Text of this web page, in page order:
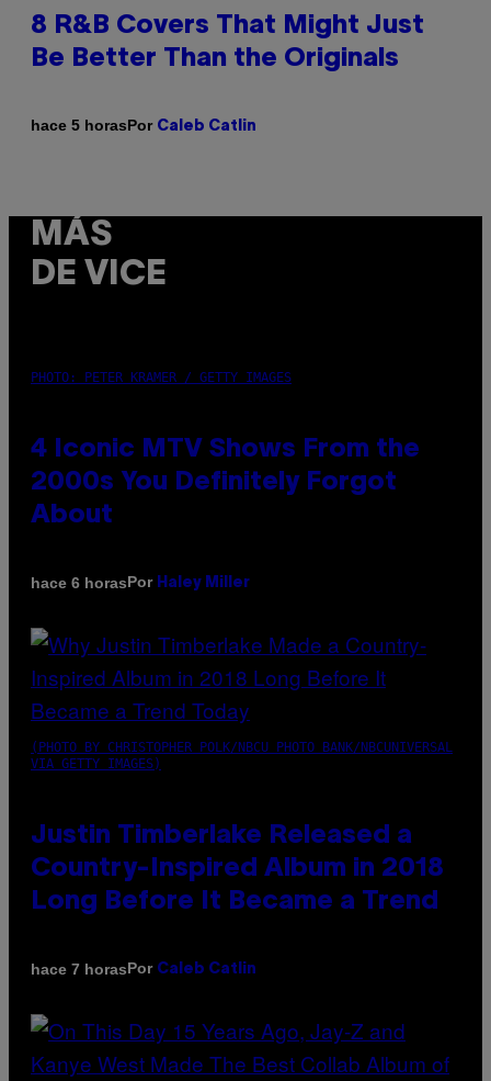
8 R&B Covers That Might Just
Be Better Than the Originals
hace 5 horasPor Caleb Catlin
MÁS
DE VICE
PHOTO: PETER KRAMER / GETTY IMAGES
4 Iconic MTV Shows From the
2000s You Definitely Forgot
About
hace 6 horasPor Haley Miller
(PHOTO BY CHRISTOPHER POLK/NBCU PHOTO BANK/NBCUNIVERSAL
VIA GETTY IMAGES)
Justin Timberlake Released a
Country-Inspired Album in 2018
Long Before It Became a Trend
hace 7 horasPor Caleb Catlin